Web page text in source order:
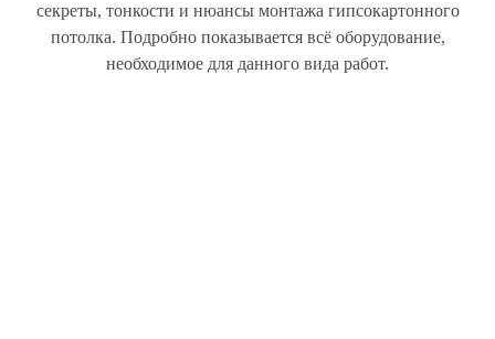
секреты, тонкости и нюансы монтажа гипсокартонного
потолка. Подробно показывается всё оборудование,
необходимое для данного вида работ.